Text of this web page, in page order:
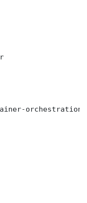
orchestration